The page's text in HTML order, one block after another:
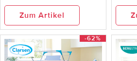
Zum Artikel
-62%